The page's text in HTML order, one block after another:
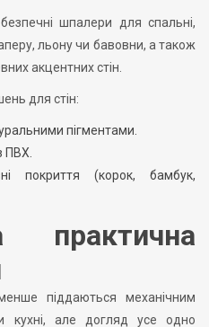
шпалери для спальні,
льону чи бавовни, а також
акцентних стін.
для стін:
пігментами.
ПВХ.
покриття (корок, бамбук,
піддаються механічним
кухні, але догляд усе одно